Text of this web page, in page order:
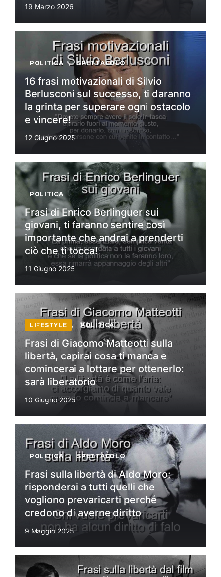
19 Marzo 2026
POLITICA , SPETTACOLO
16 frasi motivazionali di Silvio
Berlusconi sul successo, ti daranno
la grinta per superare ogni ostacolo
e vincere!
12 Giugno 2025
POLITICA
Frasi di Enrico Berlinguer sui
giovani, ti faranno sentire così
importante che andrai a prenderti
ciò che ti tocca!
11 Giugno 2025
LIFESTYLE , POLITICA
Frasi di Giacomo Matteotti sulla
libertà, capirai cosa ti manca e
comincerai a lottare per ottenerlo:
sarà liberatorio
10 Giugno 2025
POLITICA , SPETTACOLO
Frasi sulla libertà di Aldo Moro:
risponderai a tutti quelli che
vogliono prevaricarti perché
credono di averne diritto
9 Maggio 2025